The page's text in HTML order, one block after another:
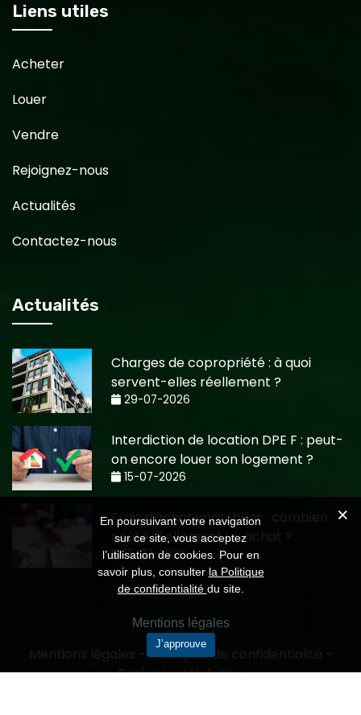
Liens utiles
Acheter
Louer
Vendre
Rejoignez-nous
Actualités
Contactez-nous
Actualités
Charges de copropriété : à quoi
servent-elles réellement ?
29-07-2026
Interdiction de location DPE F : peut-
on encore louer son logement ?
15-07-2026
Frais d'achat immobilier : combien
coûte réellement un achat ?
15-07-2026
Mentions légales -Politiques de confidentialité
Barème-Médiation
En poursuivant votre navigation
sur ce site, vous acceptez
l’utilisation de cookies. Pour en
savoir plus, consulter la Politique
de confidentialité du site.
Mentions légales
J’approuve